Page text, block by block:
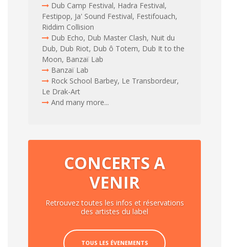
Dub Camp Festival, Hadra Festival,
Festipop, Ja' Sound Festival, Festifouach,
Riddim Collision
Dub Echo, Dub Master Clash, Nuit du
Dub, Dub Riot, Dub ô Totem, Dub It to the
Moon, Banzaï Lab
Banzaï Lab
Rock School Barbey, Le Transbordeur,
Le Drak-Art
And many more...
CONCERTS A
VENIR
Retrouvez toutes les infos et réservations
des artistes du label
TOUS LES ÉVENEMENTS